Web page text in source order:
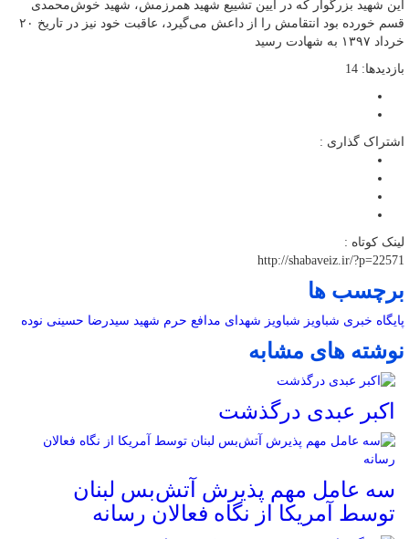
این شهید بزرگوار که در آیین تشییع شهید همرزمش، شهید خوش‌محمدی
قسم خورده بود انتقامش را از داعش می‌گیرد، عاقبت خود نیز در تاریخ ۲۰
خرداد ۱۳۹۷ به شهادت رسید
بازدیدها: 14
اشتراک گذاری :
لینک کوتاه :
http://shabaveiz.ir/?p=22571
برچسب ها
پایگاه خبری شباویز شباویز شهدای مدافع حرم شهید سیدرضا حسینی نوده
نوشته های مشابه
اکبر عبدی درگذشت
سه عامل مهم پذیرش آتش‌بس لبنان
توسط آمریکا از نگاه فعالان رسانه